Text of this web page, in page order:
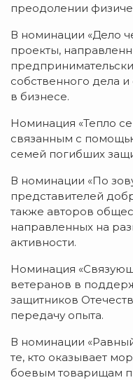
преодолении
В номинации «Дело
проекты,
собственного дела
в бизнесе.
Номинация «Тепло
связанным с
семей погибших
В номинации «По
представителей
также авторов
направленных на
активности.
Номинация
ветеранов в
защитников
передачу опыта.
В номинации
те, кто оказывает
боевым товарищам